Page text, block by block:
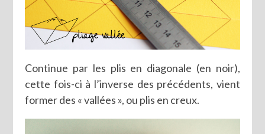
Continue par les plis en diagonale (en noir),
cette fois-ci à l’inverse des précédents, vient
former des « vallées », ou plis en creux.